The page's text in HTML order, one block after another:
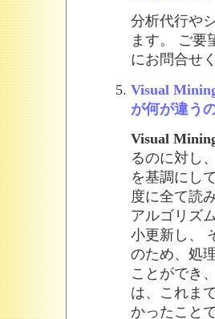
分析代行や
ます。 ご要
にお問合せ
Visual
が何が違う
Visual
るのに対し、
を基調にし
度に全て読
アルゴリズ
小更新し、
のため、処
ことができ
は、これま
かったこと